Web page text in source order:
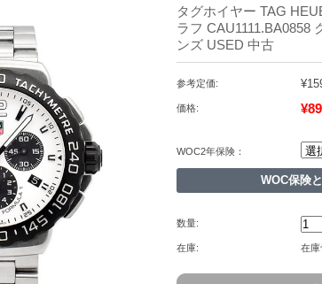
タグホイヤー TAG
ラフ CAU1111.BA0858
ンズ USED 中古
参考定価:
価格:
WOC2年保険：
WOC保険
数量:
在庫: 在